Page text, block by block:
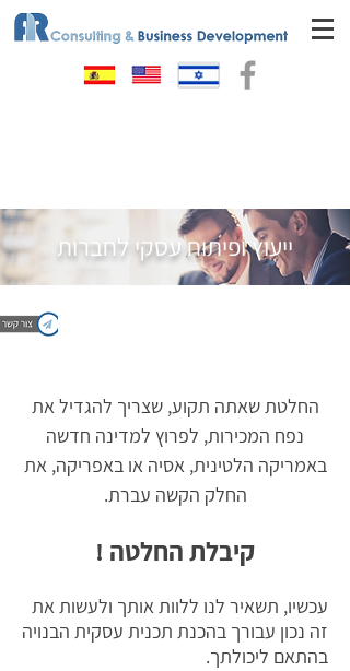
החלטת שאתה תקוע, שצריך להגדיל את
נפח המכירות, לפרוץ למדינה חדשה
באמריקה הלטינית, אסיה או באפריקה, את
החלק הקשה עברת.
קיבלת החלטה !
עכשיו, תשאיר לנו ללוות אותך ולעשות את
זה נכון עבורך בהכנת תכנית עסקית הבנויה
בהתאם ליכולתך.
ייעוץ ופיתוח עסקי לחברות